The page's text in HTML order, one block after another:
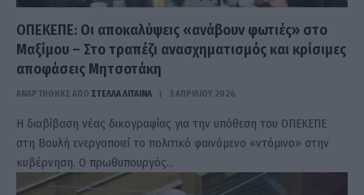
ΟΠΕΚΕΠΕ: Οι αποκαλύψεις «ανάβουν φωτιές» στο
Μαξίμου – Στο τραπέζι ανασχηματισμός και κρίσιμες
αποφάσεις Μητσοτάκη
ΑΝΑΡΤΗΘΗΚΕ ΑΠΟ ΣΤΈΛΛΑ ΛΊΤΑΙΝΑ 3 ΑΠΡΙΛΊΟΥ 2026
Η διαβίβαση νέας δικογραφίας για την υπόθεση του ΟΠΕΚΕΠΕ
στη Βουλή ενεργοποιεί το πολιτικό φαινόμενο «ντόμινο» στην
κυβέρνηση. Ο πρωθυπουργός…